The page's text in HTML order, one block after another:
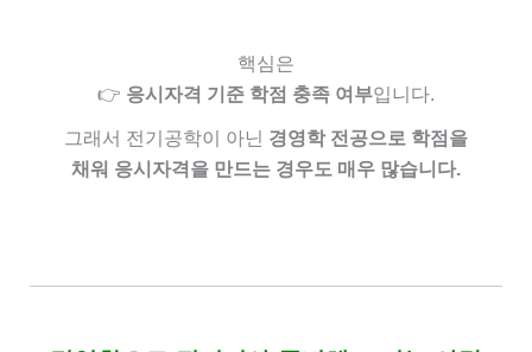
핵심은
👉 응시자격 기준 학점 충족 여부입니다.
그래서 전기공학이 아닌 경영학 전공으로 학점을
채워 응시자격을 만드는 경우도 매우 많습니다.